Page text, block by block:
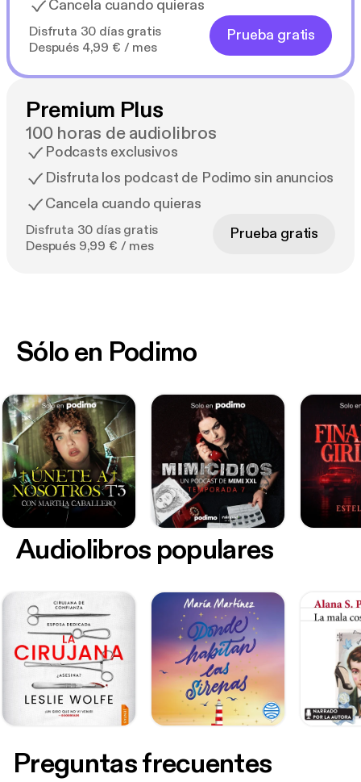
Cancela cuando quieras
Disfruta 30 días gratis
Después 4,99 € / mes
Prueba gratis
Premium Plus
100 horas de audiolibros
Podcasts exclusivos
Disfruta los podcast de Podimo sin anuncios
Cancela cuando quieras
Disfruta 30 días gratis
Después 9,99 € / mes
Prueba gratis
Sólo en Podimo
Audiolibros populares
Preguntas frecuentes